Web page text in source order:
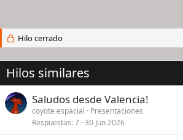
Hilo cerrado
Hilos similares
Saludos desde Valencia!
coyote espacial
Presentaciones
Respuestas 7 30 Jun 2026